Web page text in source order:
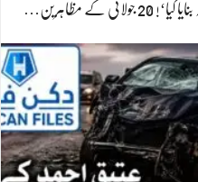
مظاہرین…